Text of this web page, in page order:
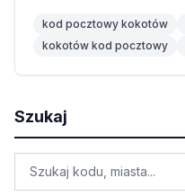
kod pocztowy kokotów
kokotów kod pocztowy
Szukaj